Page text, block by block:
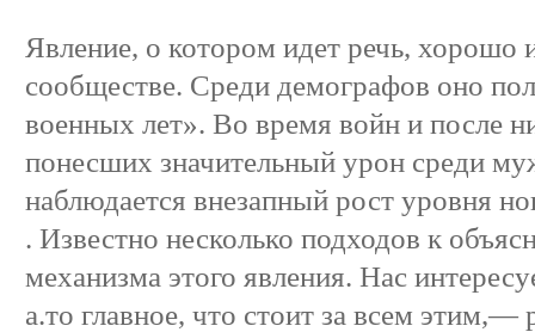
Явление, о котором идет речь, хорошо
сообществе. Среди демографов оно
военных лет». Во время войн и после
понесших значительный урон среди
наблюдается внезапный рост уровня
. Известно несколько подходов к
механизма этого явления. Нас
а.то главное, что стоит за всем